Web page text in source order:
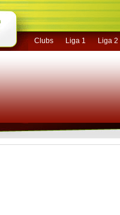
Clubs Liga 1 Liga 2